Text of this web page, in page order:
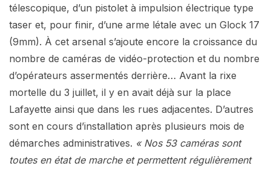
télescopique, d’un pistolet à impulsion électrique type
taser et, pour finir, d’une arme létale avec un Glock 17
(9mm). À cet arsenal s’ajoute encore la croissance du
nombre de caméras de vidéo-protection et du nombre
d’opérateurs assermentés derrière… Avant la rixe
mortelle du 3 juillet, il y en avait déjà sur la place
Lafayette ainsi que dans les rues adjacentes. D’autres
sont en cours d’installation après plusieurs mois de
démarches administratives. « Nos 53 caméras sont
toutes en état de marche et permettent régulièrement